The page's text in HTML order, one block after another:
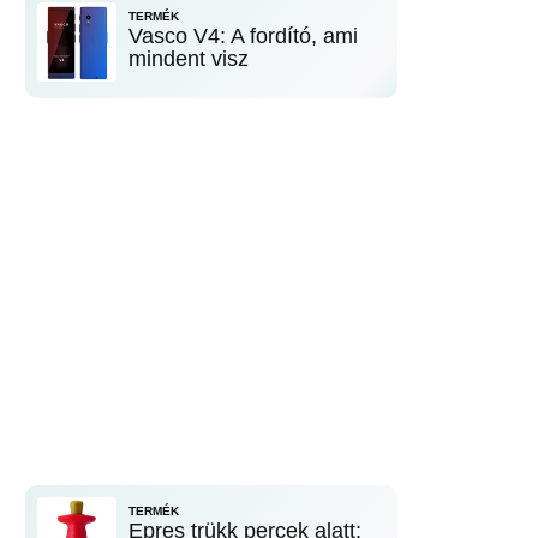
TERMÉK
Vasco V4: A fordító, ami
mindent visz
TERMÉK
Epres trükk percek alatt: